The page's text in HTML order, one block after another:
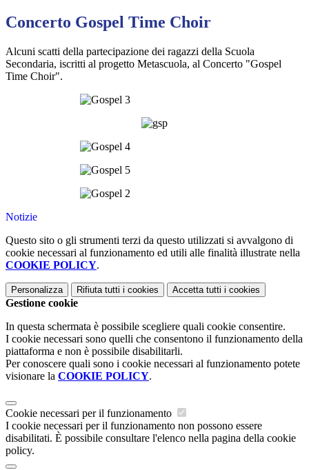
Concerto Gospel Time Choir
Alcuni scatti della partecipazione dei ragazzi della Scuola
Secondaria, iscritti al progetto Metascuola, al Concerto "Gospel
Time Choir".
Notizie
Questo sito o gli strumenti terzi da questo utilizzati si avvalgono di
cookie necessari al funzionamento ed utili alle finalità illustrate nella
COOKIE POLICY.
Personalizza Rifiuta tutti i cookies Accetta tutti i cookies
Gestione cookie
In questa schermata è possibile scegliere quali cookie consentire.
I cookie necessari sono quelli che consentono il funzionamento della
piattaforma e non è possibile disabilitarli.
Per conoscere quali sono i cookie necessari al funzionamento potete
visionare la COOKIE POLICY.
Cookie necessari per il funzionamento
I cookie necessari per il funzionamento non possono essere
disabilitati. È possibile consultare l'elenco nella pagina della cookie
policy.